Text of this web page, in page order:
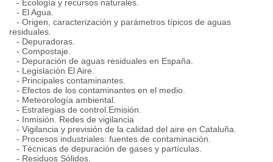
- Ecología y recursos naturales.
- El Agua.
- Origen, caracterización y parámetros típicos de aguas
residuales.
- Depuradoras.
- Compostaje.
- Depuración de aguas residuales en España.
- Legislación El Aire.
- Principales contaminantes.
- Efectos de los contaminantes en el medio.
- Meteorología ambiental.
- Estrategias de control.Emisión.
- Inmisión. Redes de vigilancia
- Vigilancia y previsión de la calidad del aire en Cataluña.
- Procesos industriales: fuentes de contaminación.
- Técnicas de depuración de gases y partículas.
- Residuos Sólidos.